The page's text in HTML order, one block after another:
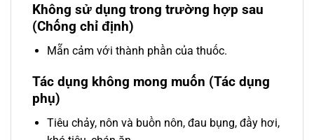
Không sử dụng trong trường hợp sau
(Chống chỉ định)
Mẫn cảm với thành phần của thuốc.
Tác dụng không mong muốn (Tác dụng
phụ)
Tiêu chảy, nôn và buồn nôn, đau bụng, đầy hơi,